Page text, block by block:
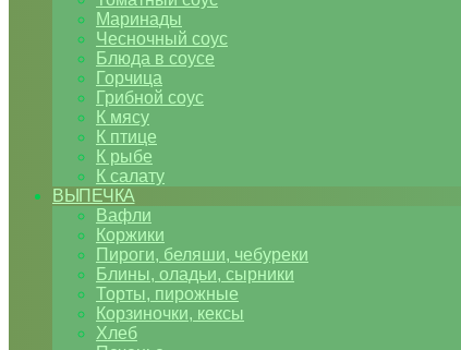
Маринады
Чесночный соус
Блюда в соусе
Горчица
Грибной соус
К мясу
К птице
К рыбе
К салату
ВЫПЕЧКА
Вафли
Коржики
Пироги, беляши, чебуреки
Блины, оладьи, сырники
Торты, пирожные
Корзиночки, кексы
Хлеб